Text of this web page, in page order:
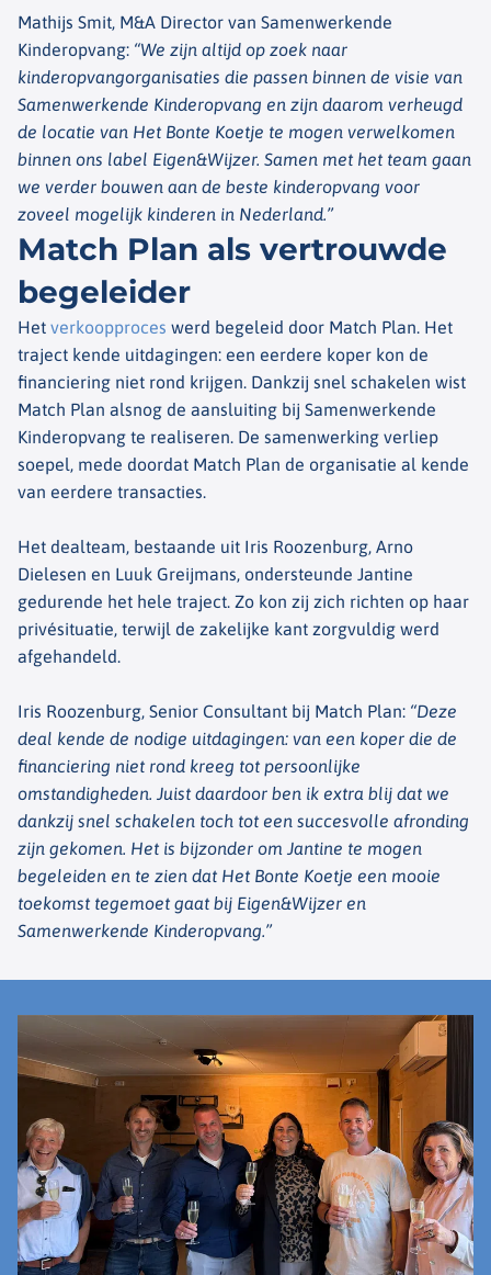
Mathijs Smit, M&A Director van Samenwerkende
Kinderopvang: “We zijn altijd op zoek naar
kinderopvangorganisaties die passen binnen de visie van
Samenwerkende Kinderopvang en zijn daarom verheugd
de locatie van Het Bonte Koetje te mogen verwelkomen
binnen ons label Eigen&Wijzer. Samen met het team gaan
we verder bouwen aan de beste kinderopvang voor
zoveel mogelijk kinderen in Nederland.”
Match Plan als vertrouwde
begeleider
Het verkoopproces werd begeleid door Match Plan. Het
traject kende uitdagingen: een eerdere koper kon de
financiering niet rond krijgen. Dankzij snel schakelen wist
Match Plan alsnog de aansluiting bij Samenwerkende
Kinderopvang te realiseren. De samenwerking verliep
soepel, mede doordat Match Plan de organisatie al kende
van eerdere transacties.
Het dealteam, bestaande uit Iris Roozenburg, Arno
Dielesen en Luuk Greijmans, ondersteunde Jantine
gedurende het hele traject. Zo kon zij zich richten op haar
privésituatie, terwijl de zakelijke kant zorgvuldig werd
afgehandeld.
Iris Roozenburg, Senior Consultant bij Match Plan: “Deze
deal kende de nodige uitdagingen: van een koper die de
financiering niet rond kreeg tot persoonlijke
omstandigheden. Juist daardoor ben ik extra blij dat we
dankzij snel schakelen toch tot een succesvolle afronding
zijn gekomen. Het is bijzonder om Jantine te mogen
begeleiden en te zien dat Het Bonte Koetje een mooie
toekomst tegemoet gaat bij Eigen&Wijzer en
Samenwerkende Kinderopvang.”